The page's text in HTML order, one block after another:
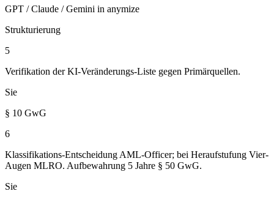
GPT / Claude / Gemini in anymize
Strukturierung
5
Verifikation der KI-Veränderungs-Liste gegen Primärquellen.
Sie
§ 10 GwG
6
Klassifikations-Entscheidung AML-Officer; bei Heraufstufung Vier-
Augen MLRO. Aufbewahrung 5 Jahre § 50 GwG.
Sie